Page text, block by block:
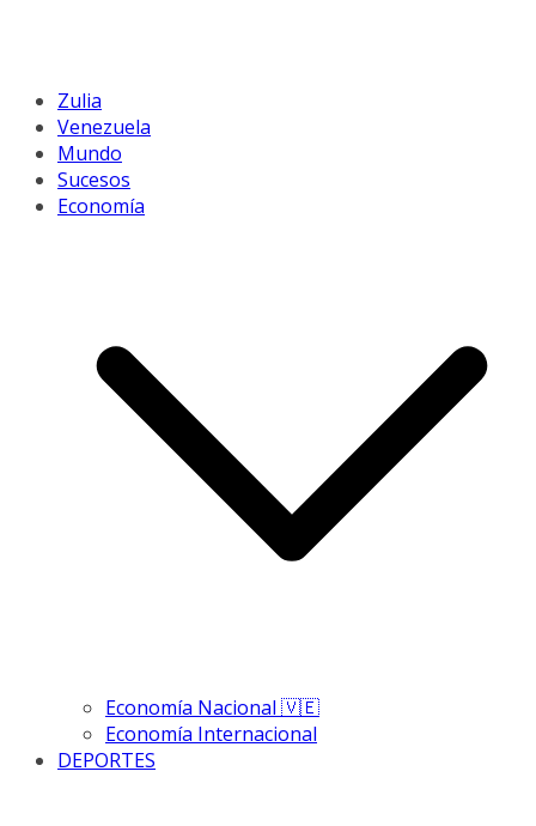
Zulia
Venezuela
Mundo
Sucesos
Economía
Economía Nacional 🇻🇪
Economía Internacional
DEPORTES